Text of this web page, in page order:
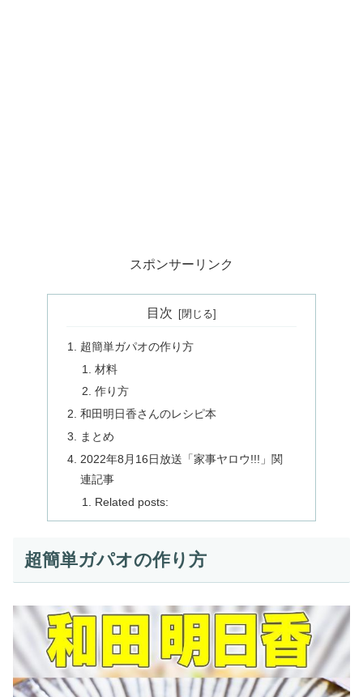
スポンサーリンク
目次
超簡単ガパオの作り方
材料
作り方
和田明日香さんのレシピ本
まとめ
2022年8月16日放送「家事ヤロウ!!!」関
連記事
Related posts:
超簡単ガパオの作り方